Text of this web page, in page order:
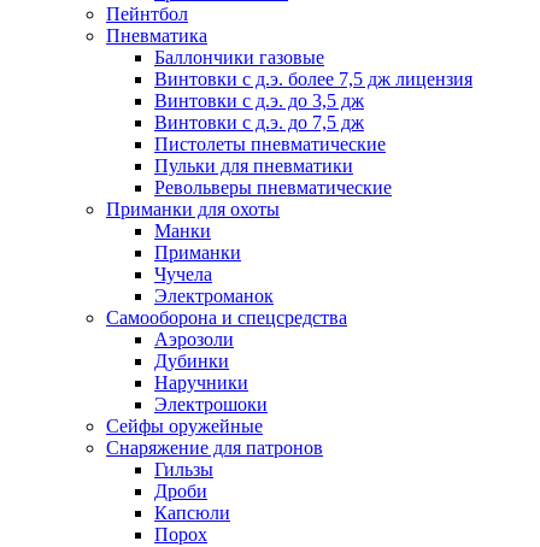
Пейнтбол
Пневматика
Баллончики газовые
Винтовки с д.э. более 7,5 дж лицензия
Винтовки с д.э. до 3,5 дж
Винтовки с д.э. до 7,5 дж
Пистолеты пневматические
Пульки для пневматики
Револьверы пневматические
Приманки для охоты
Манки
Приманки
Чучела
Электроманок
Самооборона и спецсредства
Аэрозоли
Дубинки
Наручники
Электрошоки
Сейфы оружейные
Снаряжение для патронов
Гильзы
Дроби
Капсюли
Порох